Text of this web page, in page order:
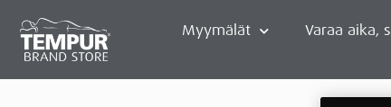
Myymälät Varaa aika,